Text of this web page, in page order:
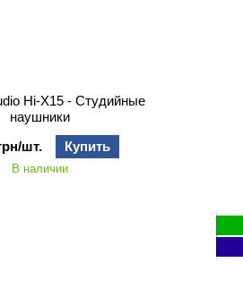
Hi-X15 - Студийные
наушники
шт.
Купить
В наличии